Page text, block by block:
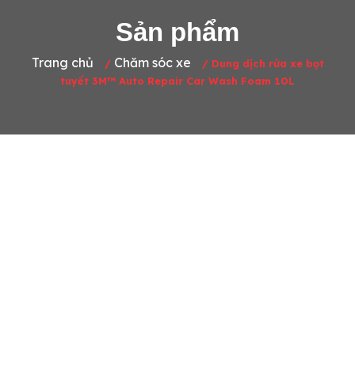
Sản phẩm
Trang chủ / Chăm sóc xe / Dung dịch rửa xe bọt
tuyết 3M™ Auto Repair Car Wash Foam 10L